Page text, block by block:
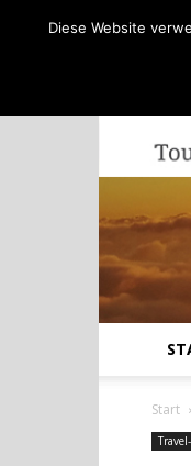
Start
Diese Website